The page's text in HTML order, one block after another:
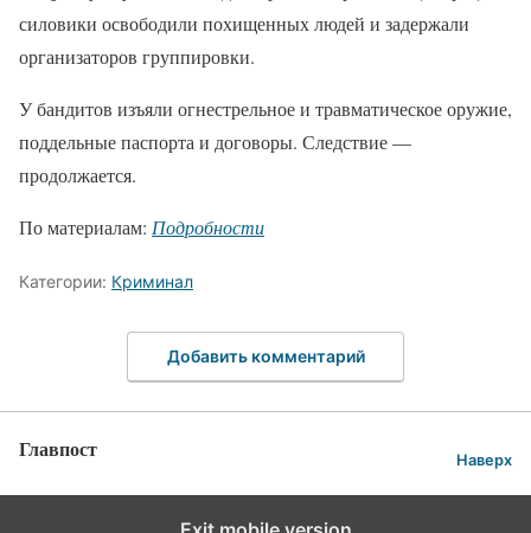
силовики освободили похищенных людей и задержали
организаторов группировки.
У бандитов изъяли огнестрельное и травматическое оружие,
поддельные паспорта и договоры. Следствие —
продолжается.
По материалам: Подробности
Категории: Криминал
Добавить комментарий
Главпост Наверх